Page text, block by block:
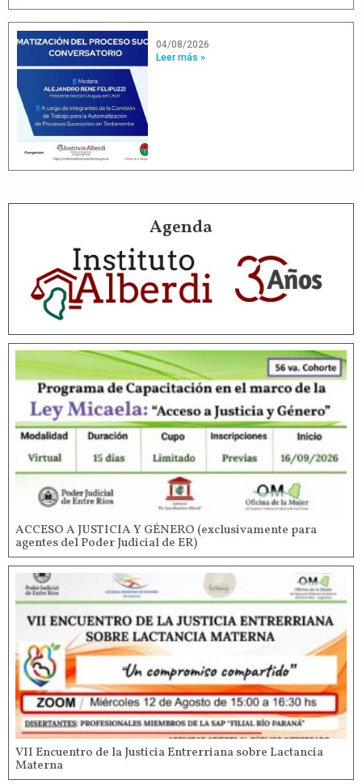
04/08/2026
Leer más »
Agenda
ACCESO A JUSTICIA Y GÉNERO (exclusivamente para
agentes del Poder Judicial de ER)
VII Encuentro de la Justicia Entrerriana sobre Lactancia
Materna